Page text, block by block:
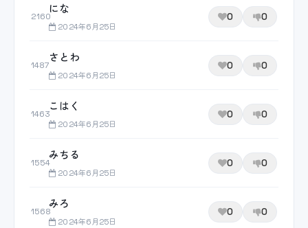
2160
にな
2024年6月25日
0 0
1487
さとわ
2024年6月25日
0 0
1463
こはく
2024年6月25日
0 0
1554
みちる
2024年6月25日
0 0
1568
みろ
2024年6月25日
0 0